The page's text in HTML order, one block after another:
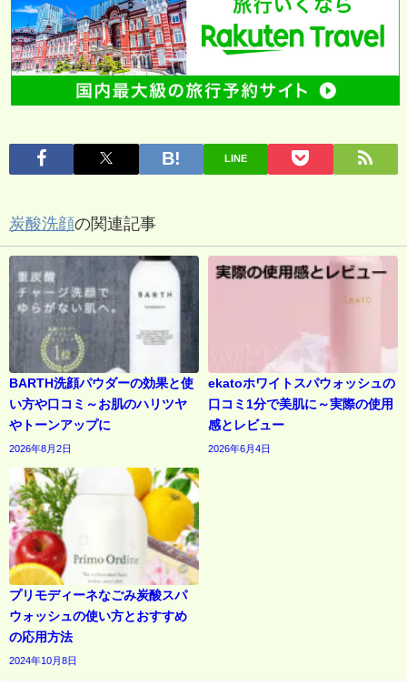
LINE
炭酸洗顔の関連記事
BARTH洗顔パウダーの効果と使
い方や口コミ～お肌のハリツヤ
やトーンアップに
2026年8月2日
ekatoホワイトスパウォッシュの
口コミ1分で美肌に～実際の使用
感とレビュー
2026年6月4日
プリモディーネなごみ炭酸スパ
ウォッシュの使い方とおすすめ
の応用方法
2024年10月8日